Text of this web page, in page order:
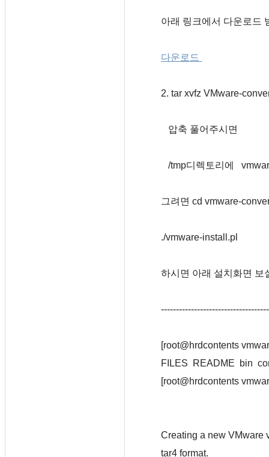
아래 링크에서 다운로드
다운로드
2. tar xvfz VMware-
압축 풀어주시면
/tmp디렉토리에
그려면 cd vmware-
./vmware-install.pl
하시면 아래 설치화면 보
[root@hrdcontents
FILES
README bin
[root@hrdcontents
Creating a new VMware
tar4 format.